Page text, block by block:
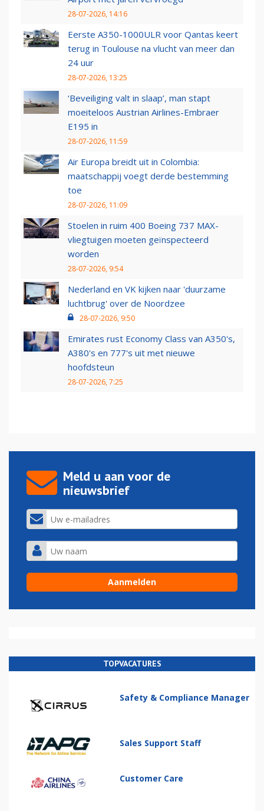
28-07-2026, 14:16
Eerste A350-1000ULR voor Qantas keert
terug in Toulouse na vlucht van meer dan
24 uur
28-07-2026, 13:25
‘Beveiliging valt in slaap’, man stapt
moeiteloos Austrian Airlines-Embraer
E195 in
28-07-2026, 11:59
Air Europa breidt uit in Colombia:
maatschappij voegt derde bestemming
toe
28-07-2026, 11:09
Stoelen in ruim 400 Boeing 737 MAX-
vliegtuigen moeten geïnspecteerd
worden
28-07-2026, 9:54
Nederland en VK kijken naar 'duurzame
luchtbrug' over de Noordzee
28-07-2026, 9:50
Emirates rust Economy Class van A350's,
A380's en 777's uit met nieuwe
hoofdsteun
28-07-2026, 7:25
Meld u aan voor de
nieuwsbrief
TOPVACATURES
Safety & Compliance Manager
Sales Support Staff
Customer Care